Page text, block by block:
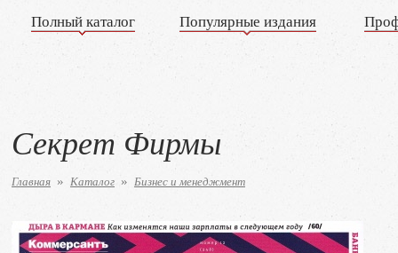
Полный каталог Популярные издания
Секрет Фирмы
Главная » Каталог » Бизнес и менеджмент